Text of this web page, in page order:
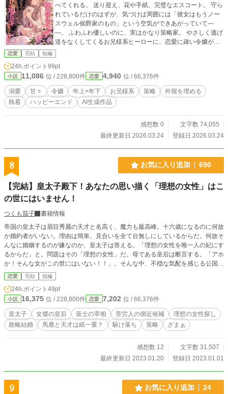
べてくれる。 送り迎え、花や手紙、完璧なエスコート。 守ら
れているだけのはずが、気づけば周囲には「彼女はもうノー
スウェル侯爵家のもの」という空気ができあがっていて―
―。 ふわふわ優しいのに、実はかなり策略家。 やさしく逃げ
道をなくしてくるお兄様系ヒーローに、恋愛に疎い令嬢がじ
わじわ囲い落とされていく、甘くて幸せな溺愛ラブストーリ
ー。 ――「待つよ」と言いながら、外堀はきっちり埋めてく
恋愛 完結 短編
24h.ポイント 99pt
小説 11,086 位 / 228,800件 恋愛 4,940 位 / 66,376件
溺愛 甘々 令嬢 年上×年下 お兄様系 策略
外堀を埋める
執着
ハッピーエンド AI生成作品
感想数 0
文字数 74,055
最終更新日 2026.03.24
登録日 2026.03.24
8 お気に入り追加 690
【完結】皇太子殿下！あなたの思い描く「理想の女性」はこ
の世にはいません！
つくも茄子
書籍情報
帝国の皇太子は眉目秀麗の天才と名高く、魔力も最高峰。十六歳になるのに何故
か婚約者がいない。理由は簡単。見合いを全て台無しにしているからだ。何故そ
んなに婚姻するのが嫌なのか、皇太子は答える。「理想の女性を唯一人の妃にす
るからだ」と。問題はその「理想の女性」だ。母である皇后は断言する。「アホ
か！そんな女がこの世にはいない！！」。そんな中、不穏な気配を感じる公国の
公女との結婚。皇太子は動く。周囲に多大な精神負担を掛けながら。 他サイト
にも公開中
恋愛 完結 短編
24h.ポイント 49pt
小説 16,375 位 / 228,800件 恋愛 7,202 位 / 66,376件
皇太子 女傑の皇后 策士の宰相 苦労人の側近候補
理想の女性探し
政略結婚
馬鹿と天才は紙一重？ 駆け落ち 策略 ざまぁ
感想数 12
文字数 31,507
最終更新日 2023.01.20
登録日 2023.01.01
9 お気に入り追加 24